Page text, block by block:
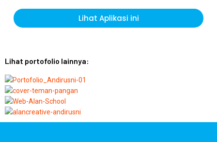
Lihat Aplikasi ini
Lihat portofolio lainnya: